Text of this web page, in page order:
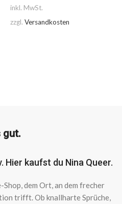
inkl. MwSt.
zzgl. Versandkosten
gut.
Hier kaufst du Nina Queer.
dem Ort, an dem frecher
trifft. Ob knallharte Sprüche,